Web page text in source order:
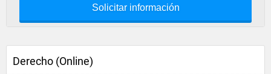
Solicitar información
Derecho (Online)